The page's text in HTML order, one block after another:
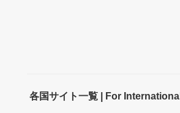
各国サイト一覧 | For International